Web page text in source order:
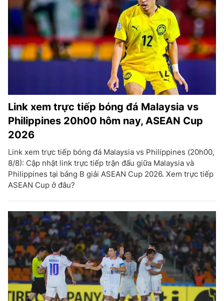
Link xem trực tiếp bóng đá Malaysia vs
Philippines 20h00 hôm nay, ASEAN Cup
2026
Link xem trực tiếp bóng đá Malaysia vs Philippines (20h00,
8/8): Cập nhật link trực tiếp trận đấu giữa Malaysia và
Philippines tại bảng B giải ASEAN Cup 2026. Xem trực tiếp
ASEAN Cup ở đâu?